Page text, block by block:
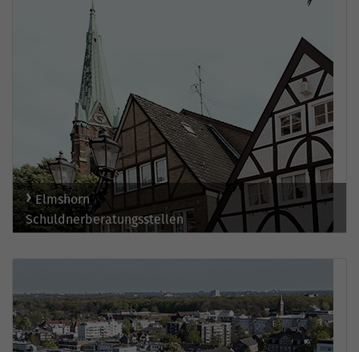
Elmshorn
Schuldnerberatungsstellen